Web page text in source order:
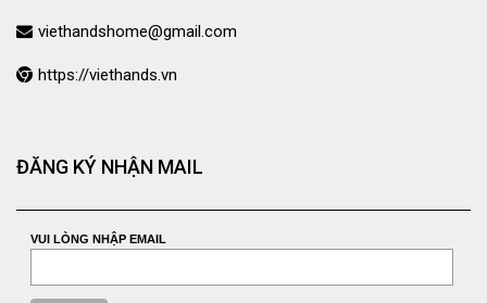
viethandshome@gmail.com
https://viethands.vn
ĐĂNG KÝ NHẬN MAIL
VUI LÒNG NHẬP EMAIL